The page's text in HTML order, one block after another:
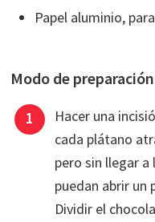
Papel aluminio,
Modo de
Hacer una
cada plátano
pero sin llegar a
puedan abrir un
Dividir el